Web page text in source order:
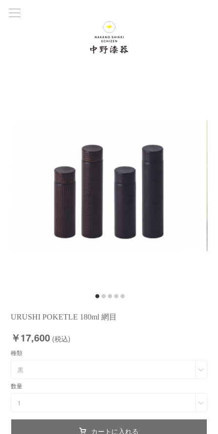
URUSHI POKETLE 180ml 網目
￥17,600 (税込)
種類
黒
数量
1
カートに入れる